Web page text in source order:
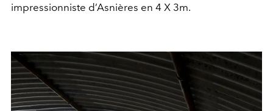
impressionniste d’Asnières en 4 X 3m.